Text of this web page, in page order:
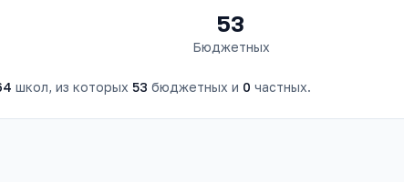
53
Бюджетных
школ, из которых 53 бюджетных и 0 частных.